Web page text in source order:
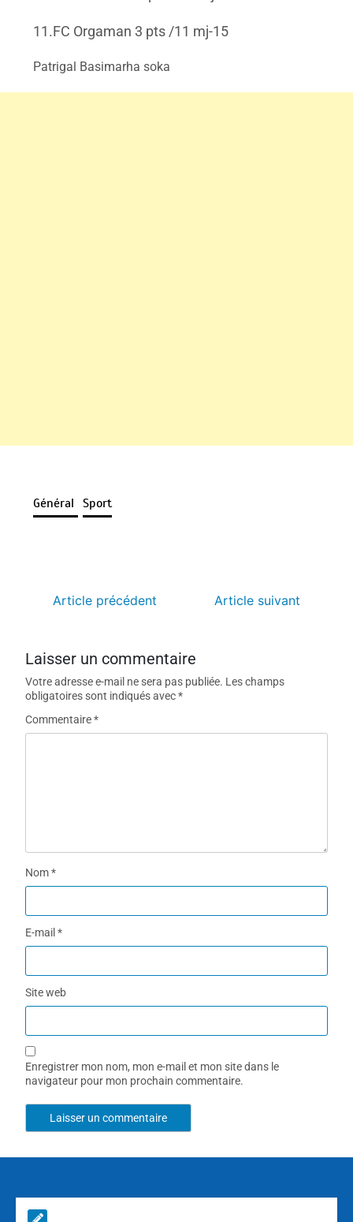
11.FC Orgaman 3 pts /11 mj-15
Patrigal Basimarha soka
Général Sport
Article précédent Article suivant
Laisser un commentaire
Votre adresse e-mail ne sera pas publiée. Les champs
obligatoires sont indiqués avec*
Commentaire*
Nom*
E-mail*
Site web
Enregistrer mon nom, mon e-mail et mon site dans le
navigateur pour mon prochain commentaire.